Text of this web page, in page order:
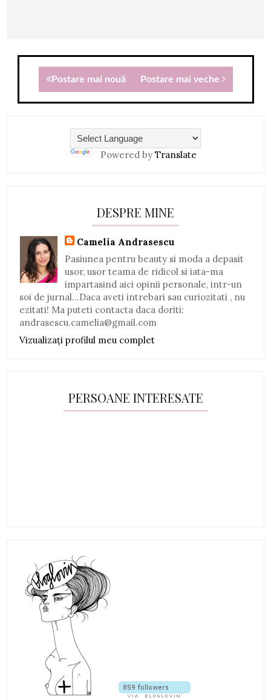
Postare mai nouă Postare mai veche
Powered by Translate
DESPRE MINE
Camelia Andrasescu
Pasiunea pentru beauty si moda a depasit
usor, usor teama de ridicol si iata-ma
impartasind aici opinii personale, intr-un
soi de jurnal...Daca aveti intrebari sau curiozitati , nu
ezitati! Ma puteti contacta daca doriti:
andrasescu.camelia@gmail.com
Vizualizați profilul meu complet
PERSOANE INTERESATE